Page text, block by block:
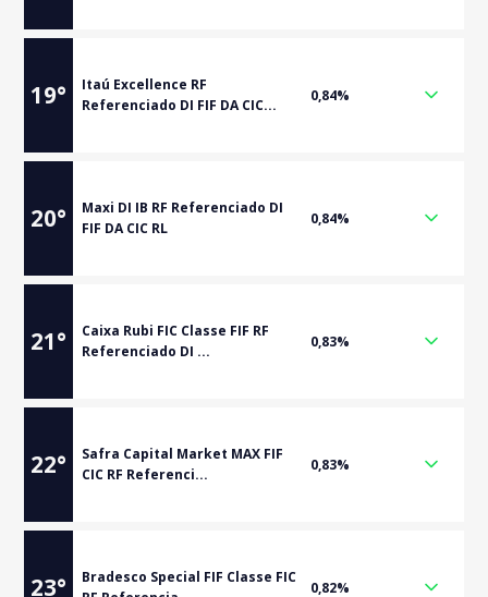
19°
Itaú Excellence RF
Referenciado DI FIF DA CIC...
0,84%
20°
Maxi DI IB RF Referenciado DI
FIF DA CIC RL
0,84%
21°
Caixa Rubi FIC Classe FIF RF
Referenciado DI ...
0,83%
22°
Safra Capital Market MAX FIF
CIC RF Referenci...
0,83%
23°
Bradesco Special FIF Classe FIC
0,82%